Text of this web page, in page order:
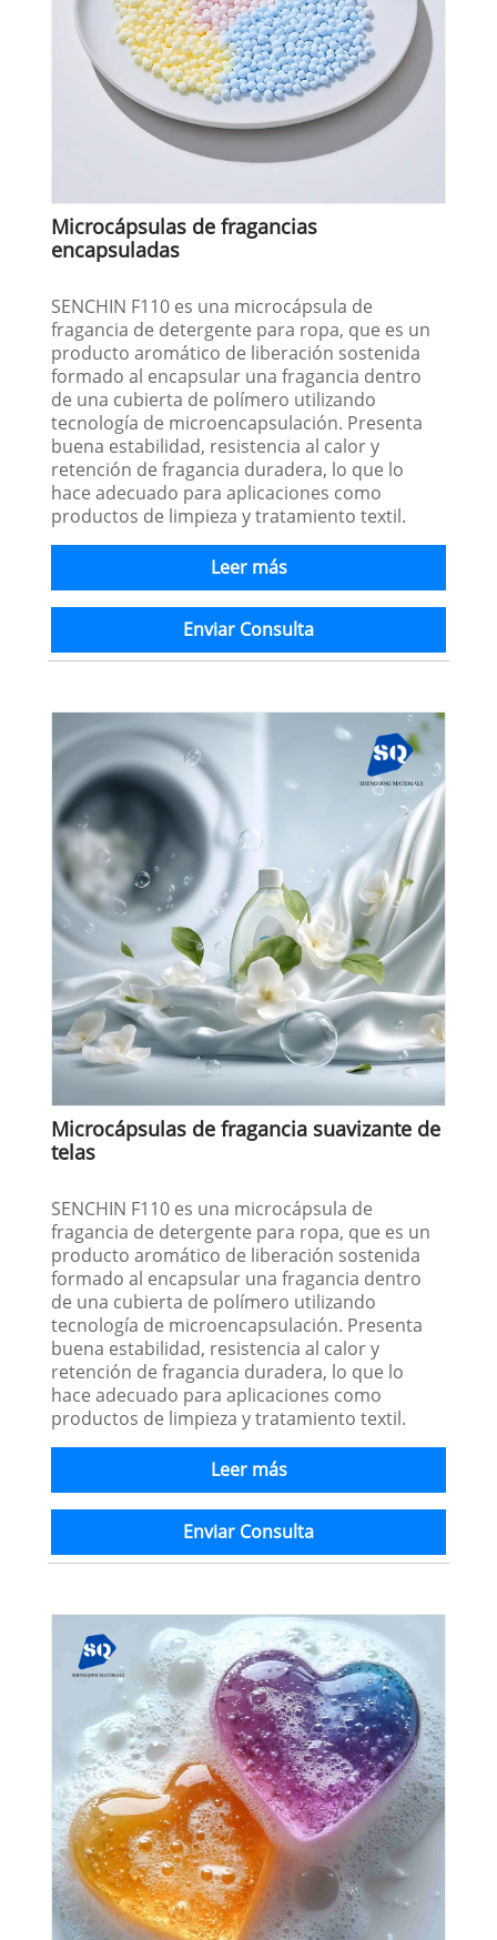
Microcápsulas de fragancias
encapsuladas
SENCHIN F110 es una microcápsula de
fragancia de detergente para ropa, que es un
producto aromático de liberación sostenida
formado al encapsular una fragancia dentro
de una cubierta de polímero utilizando
tecnología de microencapsulación. Presenta
buena estabilidad, resistencia al calor y
retención de fragancia duradera, lo que lo
hace adecuado para aplicaciones como
productos de limpieza y tratamiento textil.
Leer más
Enviar Consulta
Microcápsulas de fragancia suavizante de
telas
SENCHIN F110 es una microcápsula de
fragancia de detergente para ropa, que es un
producto aromático de liberación sostenida
formado al encapsular una fragancia dentro
de una cubierta de polímero utilizando
tecnología de microencapsulación. Presenta
buena estabilidad, resistencia al calor y
retención de fragancia duradera, lo que lo
hace adecuado para aplicaciones como
productos de limpieza y tratamiento textil.
Leer más
Enviar Consulta